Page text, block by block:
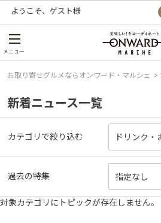
ようこそ、 ゲスト様
メニュー
お取り寄せグルメならオンワード・マルシェ >
新着ニュース一覧
カテゴリで絞り込む
過去の特集
対象カテゴリにトピックが存在しません。